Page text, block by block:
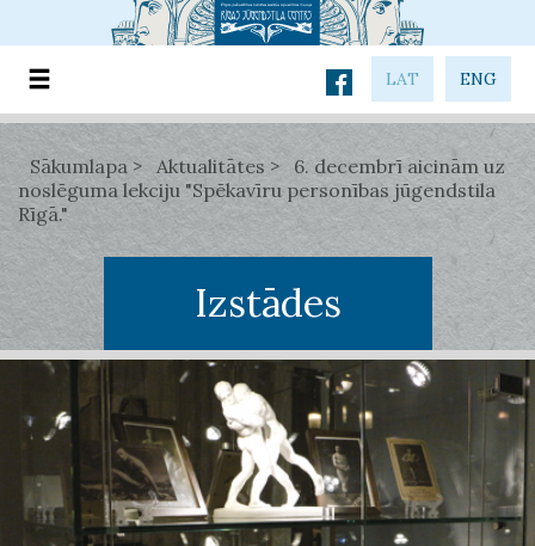
LAT ENG
Sākumlapa Aktualitātes
6. decembrī aicinām uz
noslēguma lekciju "Spēkavīru personības jūgendstila
Rīgā."
Izstādes